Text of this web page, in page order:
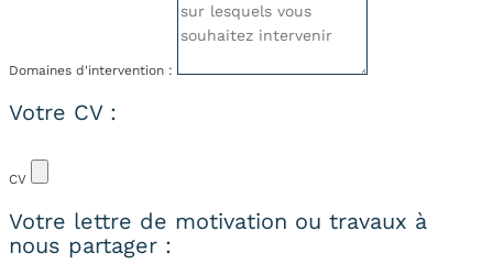
Domaines d'intervention :
Votre CV :
CV
Votre lettre de motivation ou travaux à
nous partager :